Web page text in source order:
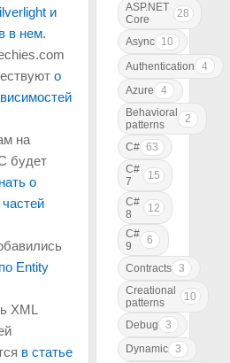
и
в нем.
о
на
будет
о
Entity
XML
в статье
ASP.NET
Core
28
Async 10
Authentication
4
Azure
4
Behavioral
patterns
2
C# 63
C#
7
15
C#
8
12
C#
9
6
Contracts 3
Creational
patterns
10
Debug
3
Dynamic 3